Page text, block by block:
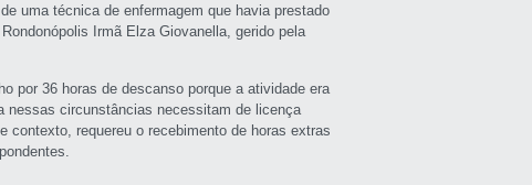
uma técnica de enfermagem que havia prestado
Irmã Elza Giovanella, gerido pela
por 36 horas de descanso porque a atividade era
nessas circunstâncias necessitam de licença
contexto, requereu o recebimento de horas extras